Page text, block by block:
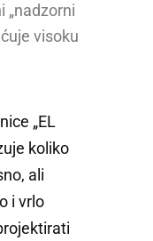
„nadzorni
visoku
„EL
koliko
ali
i vrlo